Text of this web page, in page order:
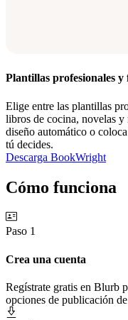
Plantillas profesionales
Elige entre las plantillas
libros de cocina, novelas y
diseño automático o
tú decides.
Descarga BookWright
Cómo funciona
Paso 1
Crea una cuenta
Regístrate gratis en Blurb
opciones de publicación